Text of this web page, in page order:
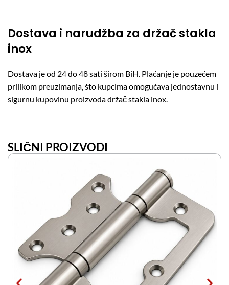
Dostava i narudžba za držač stakla
inox
Dostava je od 24 do 48 sati širom BiH. Plaćanje je pouzećem
prilikom preuzimanja, što kupcima omogućava jednostavnu i
sigurnu kupovinu proizvoda držač stakla inox.
SLIČNI PROIZVODI